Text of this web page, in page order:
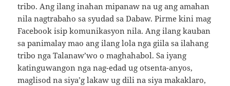
tribo. Ang ilang inahan mipanaw na ug ang amahan
nila nagtrabaho sa syudad sa Dabaw. Pirme kini mag
Facebook isip komunikasyon nila. Ang ilang kauban
sa panimalay mao ang ilang lola nga giila sa ilahang
tribo nga Talanaw’wo o maghahabol. Sa iyang
katinguwangon nga nag-edad ug otsenta-anyos,
maglisod na siya’g lakaw ug dili na siya makaklaro,